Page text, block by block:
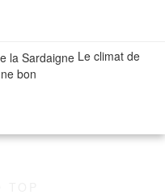
Le climat de
bon